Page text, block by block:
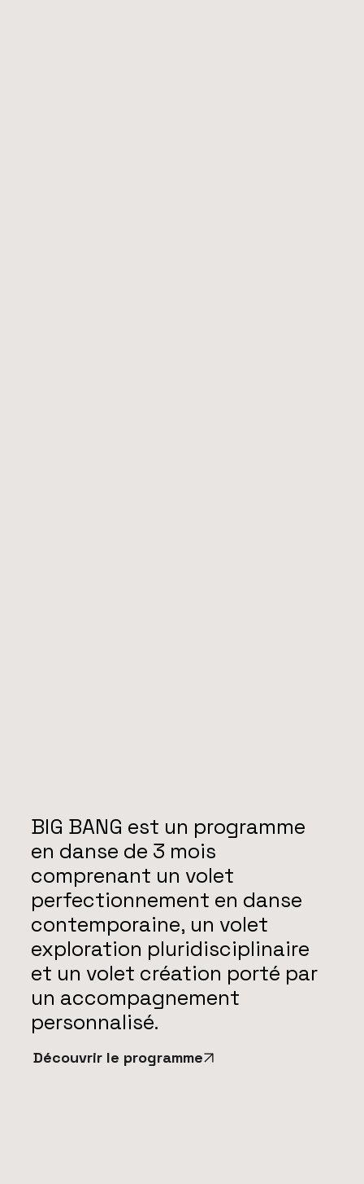
BIG BANG est un programme
en danse de 3 mois
comprenant un volet
perfectionnement en danse
contemporaine, un volet
exploration pluridisciplinaire
et un volet création porté par
un accompagnement
personnalisé.
Découvrir le programme